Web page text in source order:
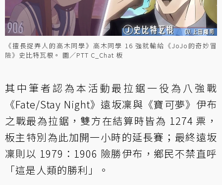
《擅長捉弄人的高木同學》高木同學 16 強就輸給《JoJo的奇妙冒
險》史比特瓦根。 圖／PTT C_Chat 板
其中筆者認為本活動最拉鋸一役為八強戰
《Fate/Stay Night》遠坂凜與《寶可夢》伊布
之戰最為拉鋸，雙方在結算時皆為 1274 票，
板主特別為此加開一小時的延長賽；最終遠坂
凜則以 1979：1906 險勝伊布，鄉民不禁直呼
「這是人類的勝利」。